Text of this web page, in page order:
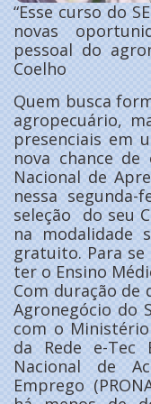
“Esse curso do
novas
pessoal do
Coelho
Quem busca
agropecuário,
presenciais em
nova chance
Nacional de
nessa
seleção do seu
na modalidade
gratuito. Para
ter o Ensino
Com duração de
Agronegócio do
com o Ministério
da Rede e-Tec
Nacional de
Emprego